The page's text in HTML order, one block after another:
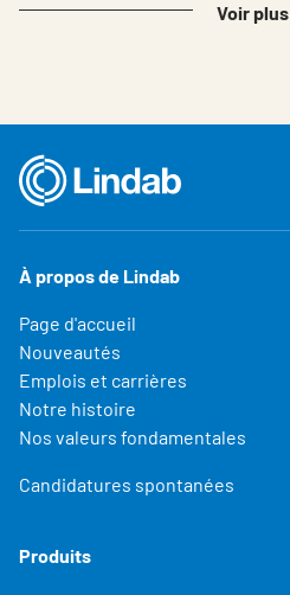
Voir plus
À propos de Lindab
Page d'accueil
Nouveautés
Emplois et carrières
Notre histoire
Nos valeurs fondamentales
Candidatures spontanées
Produits